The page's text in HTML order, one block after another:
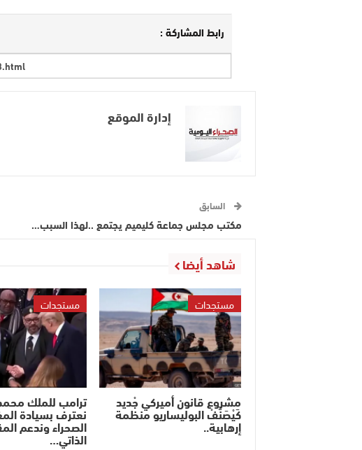
رابط المشاركة :
إدارة الموقع
السابق
مكتب مجلس جماعة كليميم يجتمع ..لهذا السبب…
شاهد أيضا
مستجدات
مشروع قانون أميركي جْديد
كَيْصَنَّفْ البوليساريو منظمة
إرهابية..
مستجدات
ترامب للملك
نعترف بسيادة
الصحراء وندعم
الذاتي…